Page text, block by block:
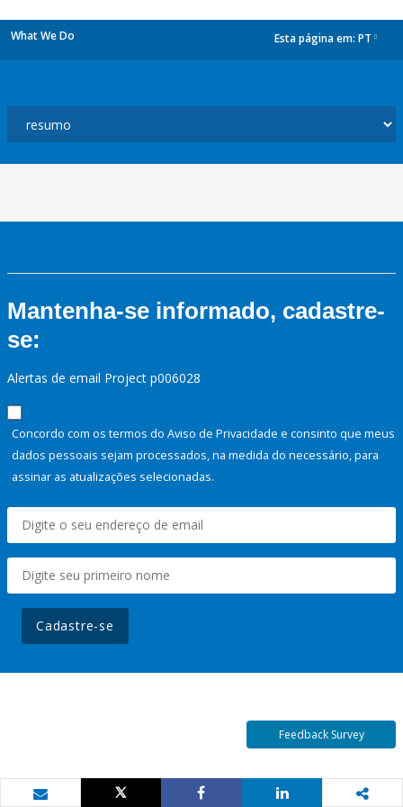
What We Do Esta página em: PT
Mantenha-se informado, cadastre-
se:
Alertas de email Project p006028
Concordo com os termos do Aviso de Privacidade e consinto que meus
dados pessoais sejam processados, na medida do necessário, para
assinar as atualizações selecionadas.
Cadastre-se
Feedback Survey